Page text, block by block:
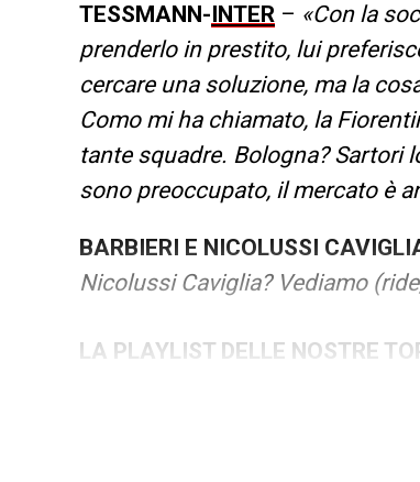
TESSMANN- INTER – «Con la
prenderlo in prestito, lui
cercare una soluzione, ma la
Como mi ha chiamato, la
tante squadre. Bologna? Sartori
sono preoccupato, il mercato è
BARBIERI E NICOLUSSI
Nicolussi Caviglia? Vediamo
LA PLAYLIST DELLE NOSTRE